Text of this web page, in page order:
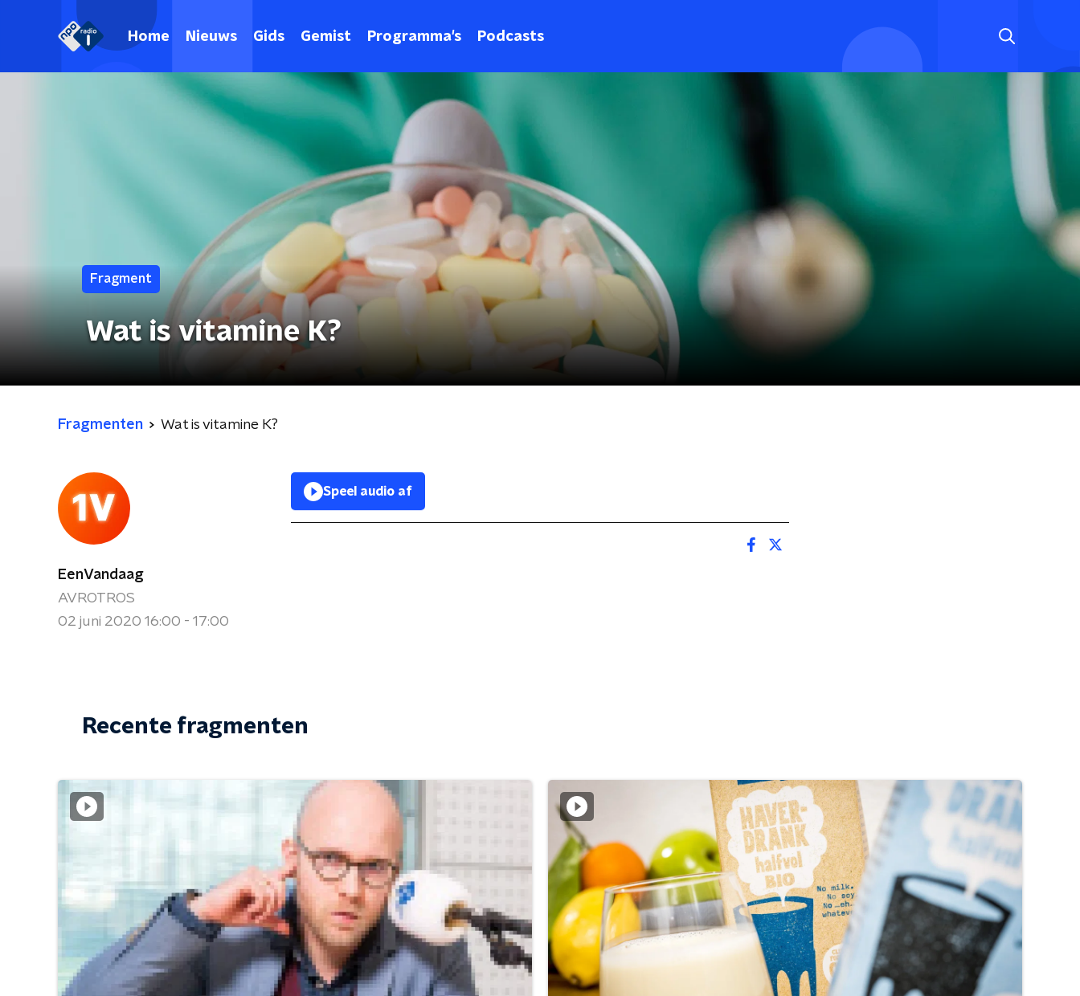
Home Nieuws Gids Gemist Programma's Podcasts
Fragment
Wat is vitamine K?
Fragmenten Wat is vitamine K?
EenVandaag
AVROTROS
02 juni 2020 16:00 - 17:00
Speel audio af
Recente fragmenten